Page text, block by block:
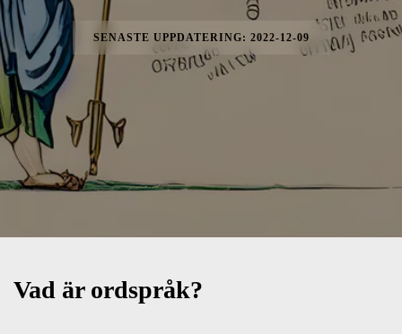
SENASTE UPPDATERING: 2022-12-09
Vad är ordspråk?